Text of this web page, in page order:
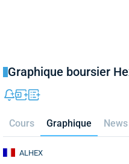
Graphique boursier
Cours Graphique News
ALHEX